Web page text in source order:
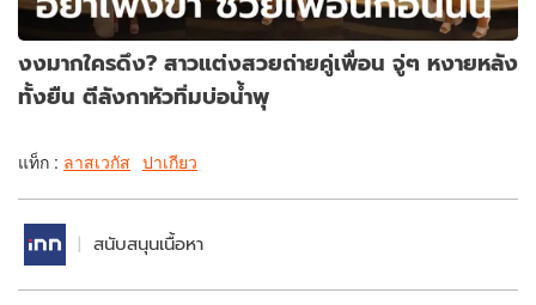
งงมากใครดึง? สาวแต่งสวยถ่ายคู่เพื่อน จู่ๆ หงายหลัง
ทั้งยืน ตีลังกาหัวทิ่มบ่อน้ำพุ
แท็ก : ลาสเวกัส ปาเกียว
สนับสนุนเนื้อหา